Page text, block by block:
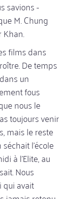
savions -
M. Chung
films dans
De temps
un
fous
nous le
toujours venir
mais le reste
l'école
à l'Elite, au
Nous
qui avait